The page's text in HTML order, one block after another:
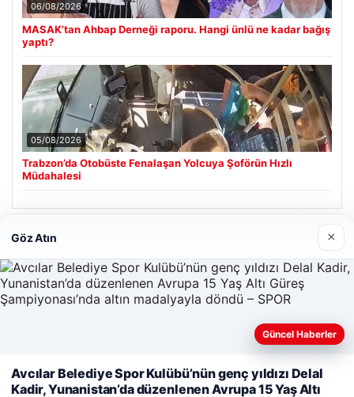
06/08/2026
MASAK’tan Ahbap Derneği raporu. Hangi ünlü ne kadar bağış
yaptı?
05/08/2026
Trabzon’da Otobüste Fenalaşan Yolcuya Şoförün Hızlı
Müdahalesi
Son Eklenen Firmalar
Web sitemizi nasıl kullandığınızı daha iyi anlayabilmek,
deneyiminizi kişiselleştirmek ve geliştirmek amacıyla çerezler
Göz Atın ×
Güncel Haberler
Avcılar Belediye Spor Kulübü’nün genç yıldızı Delal
Kadir, Yunanistan’da düzenlenen Avrupa 15 Yaş Altı